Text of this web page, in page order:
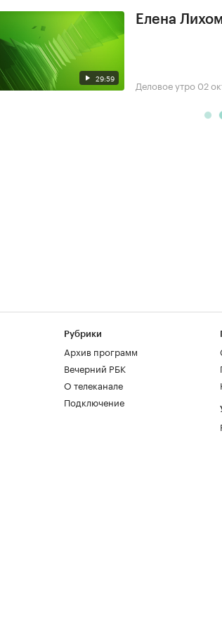
29:59
Елена
Деловое утро 02
Рубрики
Архив программ
Вечерний РБК
О телеканале
Подключение